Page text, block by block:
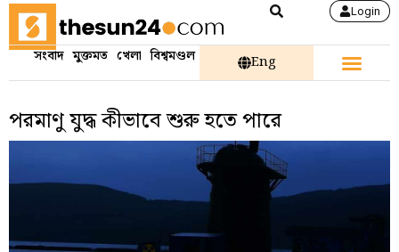
Login
সংবাদ মুক্তমত খেলা বিশ্বমণ্ডল Eng
পরমাণু যুদ্ধ কীভাবে শুরু হতে পারে